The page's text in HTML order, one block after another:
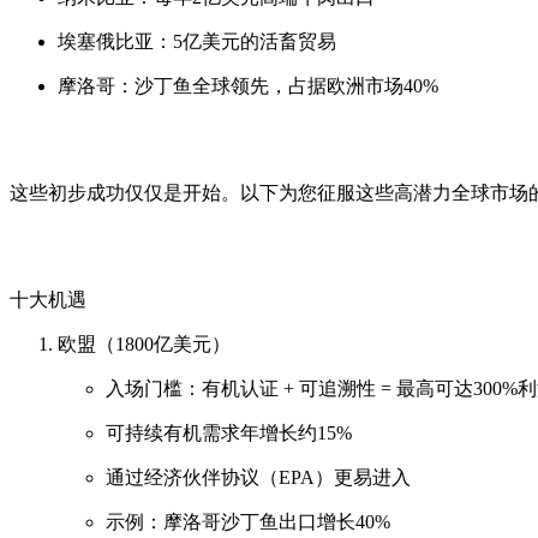
埃塞俄比亚：5亿美元的活畜贸易
摩洛哥：沙丁鱼全球领先，占据欧洲市场40%
这些初步成功仅仅是开始。以下为您征服这些高潜力全球市场
十大机遇
欧盟（1800亿美元）
入场门槛：有机认证 + 可追溯性 = 最高可达300%
可持续有机需求年增长约15%
通过经济伙伴协议（EPA）更易进入
示例：摩洛哥沙丁鱼出口增长40%